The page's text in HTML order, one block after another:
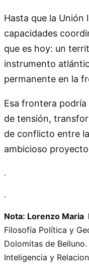
Hasta que la
capacidades
que es hoy: un
instrumento
permanente en la
Esa frontera
de tensión,
de conflicto entre
ambicioso
.
.
Nota: Lorenzo Maria
Filosofía Política y
Dolomitas de
Inteligencia y